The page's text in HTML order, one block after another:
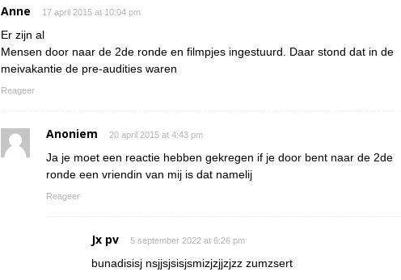
Anne 17 april 2015 at 10:04 pm
Er zijn al
Mensen door naar de 2de ronde en filmpjes ingestuurd. Daar stond dat in de
meivakantie de pre-audities waren
Reageer
Anoniem 20 april 2015 at 4:43 pm
Ja je moet een reactie hebben gekregen if je door bent naar de 2de
ronde een vriendin van mij is dat namelij
Reageer
Jx pv 5 september 2022 at 6:26 pm
bunadisisj nsjjsjsisjsmizjzjjzjzz zumzsert